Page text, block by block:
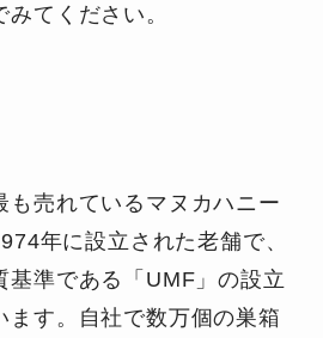
てください。
も売れているマヌカハニー
年に設立された老舗で、
基準である「UMF」の設立
ます。自社で数万個の巣箱